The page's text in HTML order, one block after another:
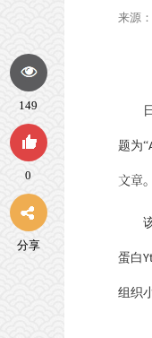
来源：
题为“
文章。
蛋白
组织
149
0
分享